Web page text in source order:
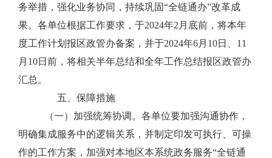
务举措，强化业务协同，持续巩固“全链通办”改革成
果。各单位根据工作要求，于2024年2 月底前，将本年
度工作计划报区政管办备案，并于2024年6月 10日、 11
月 10日前，将相关半年总结和全年工作总结报区政管办
汇总。
五、保障措施
（一）加强统筹协调。 各单位要加强沟通协作，
明确集成服务中的逻辑关系，并制定印发可执行、可操
作的工作方案，加强对本地区本系统政务服务“全链通